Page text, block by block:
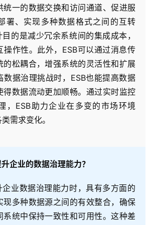
统一的数据交换和访问通道、促进服
署、实现多种数据格式之间的互转
的是减少冗余系统间的集成成本，
操作性。此外，ESB可以通过消息传
的松耦合，增强系统的灵活性和扩展
数据治理挑战时，ESB也能提高数据
得数据流动更加顺畅。通过实时监控
，ESB助力企业在多变的市场环境
需求变化。
企业的数据治理能力？
企业数据治理能力时，具有多方面的
现多种数据源之间的有效整合，确保
系统中保持一致性和可用性。这种差